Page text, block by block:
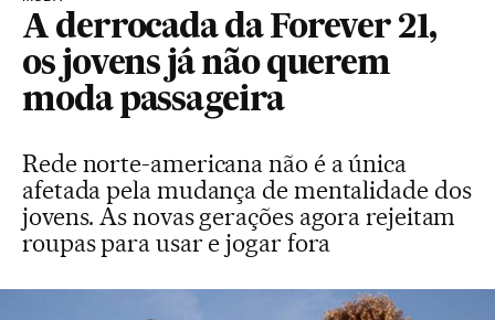
A derrocada da Forever 21,
os jovens já não querem
moda passageira
Rede norte-americana não é a única
afetada pela mudança de mentalidade dos
jovens. As novas gerações agora rejeitam
roupas para usar e jogar fora